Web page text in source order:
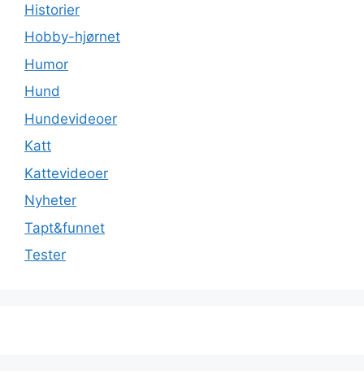
Historier
Hobby-hjørnet
Humor
Hund
Hundevideoer
Katt
Kattevideoer
Nyheter
Tapt&funnet
Tester